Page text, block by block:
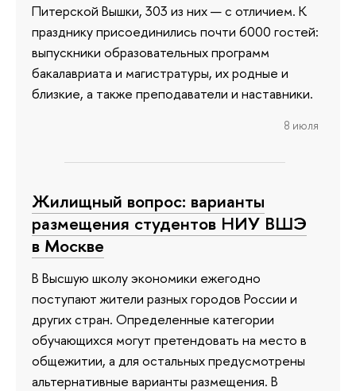
Питерской Вышки, 303 из них — с отличием. К
празднику присоединились почти 6000 гостей:
выпускники образовательных программ
бакалавриата и магистратуры, их родные и
близкие, а также преподаватели и наставники.
8 июля
Жилищный вопрос: варианты
размещения студентов НИУ ВШЭ
в Москве
В Высшую школу экономики ежегодно
поступают жители разных городов России и
других стран. Определенные категории
обучающихся могут претендовать на место в
общежитии, а для остальных предусмотрены
альтернативные варианты размещения. В